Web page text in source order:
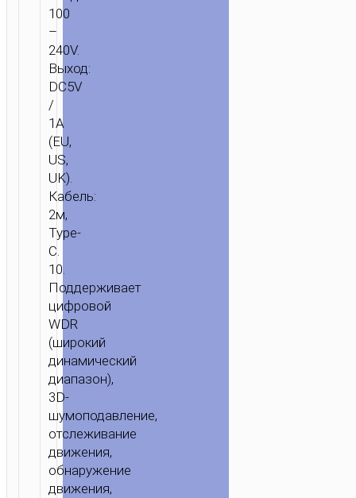
100
–
240V.
Выход:
DC5V
/
1A
(EU,
US,
UK).
Кабель:
2м,
Type-
C.
10.
Поддерживает
цифровой
WDR
(широкий
динамический
диапазон),
3D-
шумоподавление,
отслеживание
движения,
обнаружение
движения,